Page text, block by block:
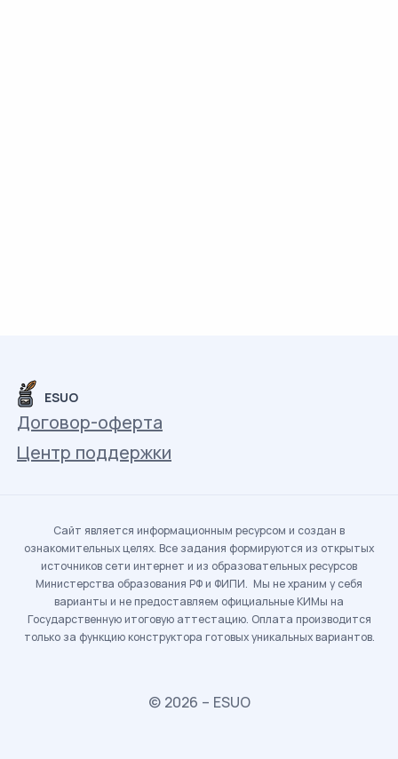
ESUO
Договор-оферта
Центр поддержки
Сайт является информационным ресурсом и создан в
ознакомительных целях. Все задания формируются из открытых
источников сети интернет и из образовательных ресурсов
Министерства образования РФ и ФИПИ. Мы не храним у себя
варианты и не предоставляем официальные КИМы на
Государственную итоговую аттестацию. Оплата производится
только за функцию конструктора готовых уникальных вариантов.
© 2026 – ESUO